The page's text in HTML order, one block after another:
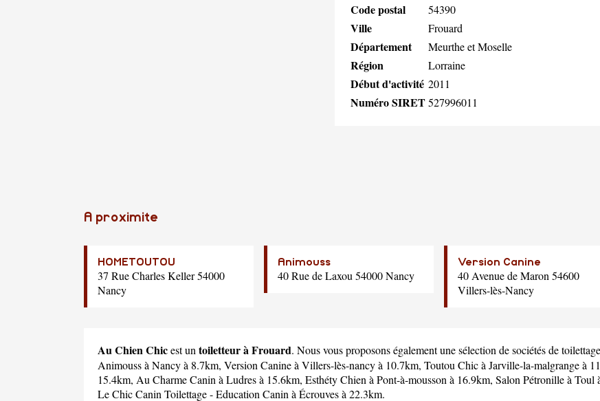
Code postal 54390
Ville Frouard
Département Meurthe et Moselle
Région Lorraine
Début d'activité 2011
Numéro SIRET527996011
A proximite
HOMETOUTOU
37 Rue Charles Keller 54000
Nancy
Animouss
40 Rue de Laxou 54000 Nancy
Version Canine
40 Avenue de Maron 54600
Villers-lès-Nancy
Au Chien Chicest untoiletteur à Frouard. Nous vous proposons également une sélection de sociétés de
Animoussà Nancy à 8.7km, Version Canineà Villers-lès-nancy à 10.7km, Toutou Chicà Jarville-la-malgrange à
15.4km, Au Charme Caninà Ludres à 15.6km, Esthéty Chienà Pont-à-mousson à 16.9km, Salon Pétronilleà Toul
Le Chic Canin Toilettage - Education Caninà Écrouves à 22.3km.